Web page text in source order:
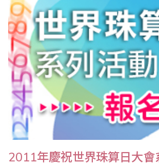
2011年慶祝世界珠算日大會